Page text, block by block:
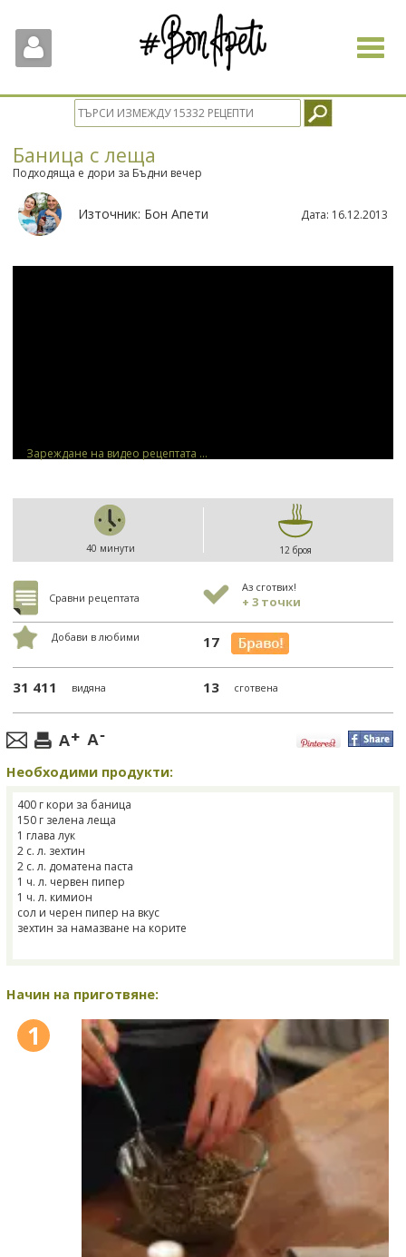
Toggle
Баница с леща
Подходяща е дори за Бъдни вечер
Източник: Бон Апети Дата: 16.12.2013
Зареждане на видео рецептата ...
40 минути 12 броя
Сравни рецептата
Аз сготвих!
+ 3 точки
Добави в любими 17
31 411 видяна 13 сготвена
Необходими продукти:
400 г кори за баница
150 г зелена леща
1 глава лук
2 с. л. зехтин
2 с. л. доматена паста
1 ч. л. червен пипер
1 ч. л. кимион
сол и черен пипер на вкус
зехтин за намазване на корите
Начин на приготвяне:
1